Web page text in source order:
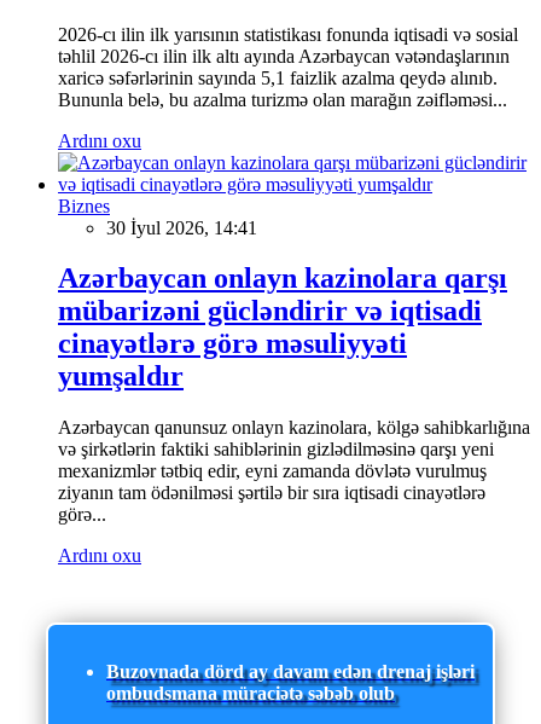
2026-cı ilin ilk yarısının statistikası fonunda iqtisadi və sosial
təhlil 2026-cı ilin ilk altı ayında Azərbaycan vətəndaşlarının
xaricə səfərlərinin sayında 5,1 faizlik azalma qeydə alınıb.
Bununla belə, bu azalma turizmə olan marağın zəifləməsi...
Ardını oxu
Biznes
30 İyul 2026, 14:41
Azərbaycan onlayn kazinolara qarşı
mübarizəni gücləndirir və iqtisadi
cinayətlərə görə məsuliyyəti
yumşaldır
Azərbaycan qanunsuz onlayn kazinolara, kölgə sahibkarlığına
və şirkətlərin faktiki sahiblərinin gizlədilməsinə qarşı yeni
mexanizmlər tətbiq edir, eyni zamanda dövlətə vurulmuş
ziyanın tam ödənilməsi şərtilə bir sıra iqtisadi cinayətlərə
görə...
Ardını oxu
Buzovnada dörd ay davam edən drenaj işləri
ombudsmana müraciətə səbəb olub